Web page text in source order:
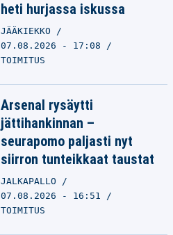
heti hurjassa iskussa
JÄÄKIEKKO
07.08.2026 - 17:08
TOIMITUS
Arsenal rysäytti
jättihankinnan –
seurapomo paljasti nyt
siirron tunteikkaat taustat
JALKAPALLO
07.08.2026 - 16:51
TOIMITUS